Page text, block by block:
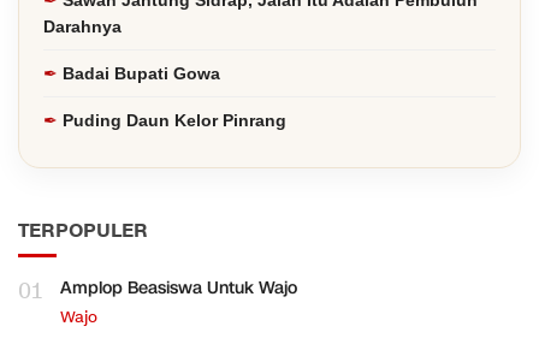
Darahnya
Badai Bupati Gowa
Puding Daun Kelor Pinrang
TERPOPULER
01 Amplop Beasiswa Untuk Wajo
Wajo